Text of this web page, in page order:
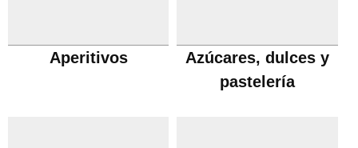
Aperitivos
Azúcares, dulces y
pastelería